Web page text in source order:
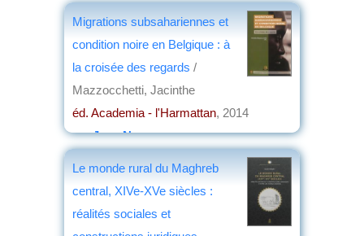
Migrations subsahariennes et
condition noire en Belgique : à
la croisée des regards /
Mazzocchetti, Jacinthe
éd. Academia - l'Harmattan, 2014
parJean Nemo
Le monde rural du Maghreb
central, XIVe-XVe siècles :
réalités sociales et